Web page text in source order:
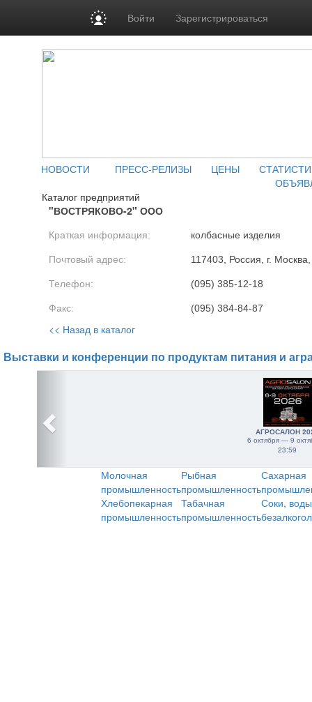
Войти Зарегистрироваться
НОВОСТИ ПРЕСС-РЕЛИЗЫ ЦЕНЫ
Каталог предприятий
"ВОСТРЯКОВО-2" ООО
Краткая информация: колбасные изделия
Почтовый адрес: 117403, Россия, г.
Телефон: (095) 385-12-18
Факс: (095) 384-84-87
<< Назад в каталог
Выставки и конференции по продуктам питания и
АГРОСАЛОН
6 октября — 9
23:59
Молочная
промышленность
Рыбная
промышленность
Сахарная
Хлебопекарная
промышленность
Табачная
промышленность
Соки,